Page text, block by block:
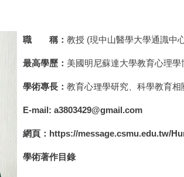
職 稱： 教授 (現中山醫學大學通識中
最高學歷： 美國明尼蘇達大學教育心理學
學術專長： 教育心理學研究、科學教育
E-mail: a3803429@gmail.com
網頁：https://message.csmu.edu.tw/
學術著作目錄